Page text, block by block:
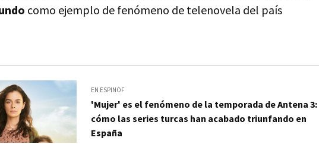
como ejemplo de fenómeno de telenovela del país
EN ESPINOF
'Mujer' es el fenómeno de la temporada de Antena 3:
cómo las series turcas han acabado triunfando en
España